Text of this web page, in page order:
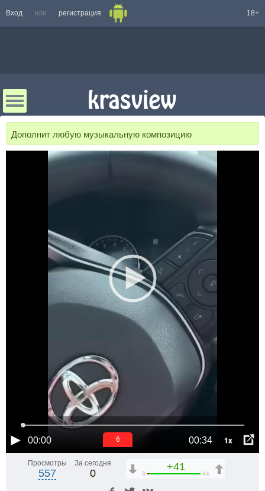
Вход или регистрация 18+
Дополнит любую музыкальную композицию
00:00 00:34 1x
6
Просмотры
557
За сегодня
0
+41
3 44